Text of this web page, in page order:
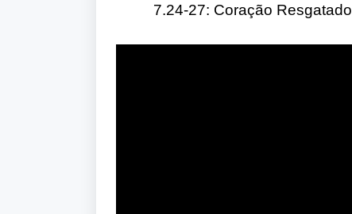
7.24-27: Coração Resgatado